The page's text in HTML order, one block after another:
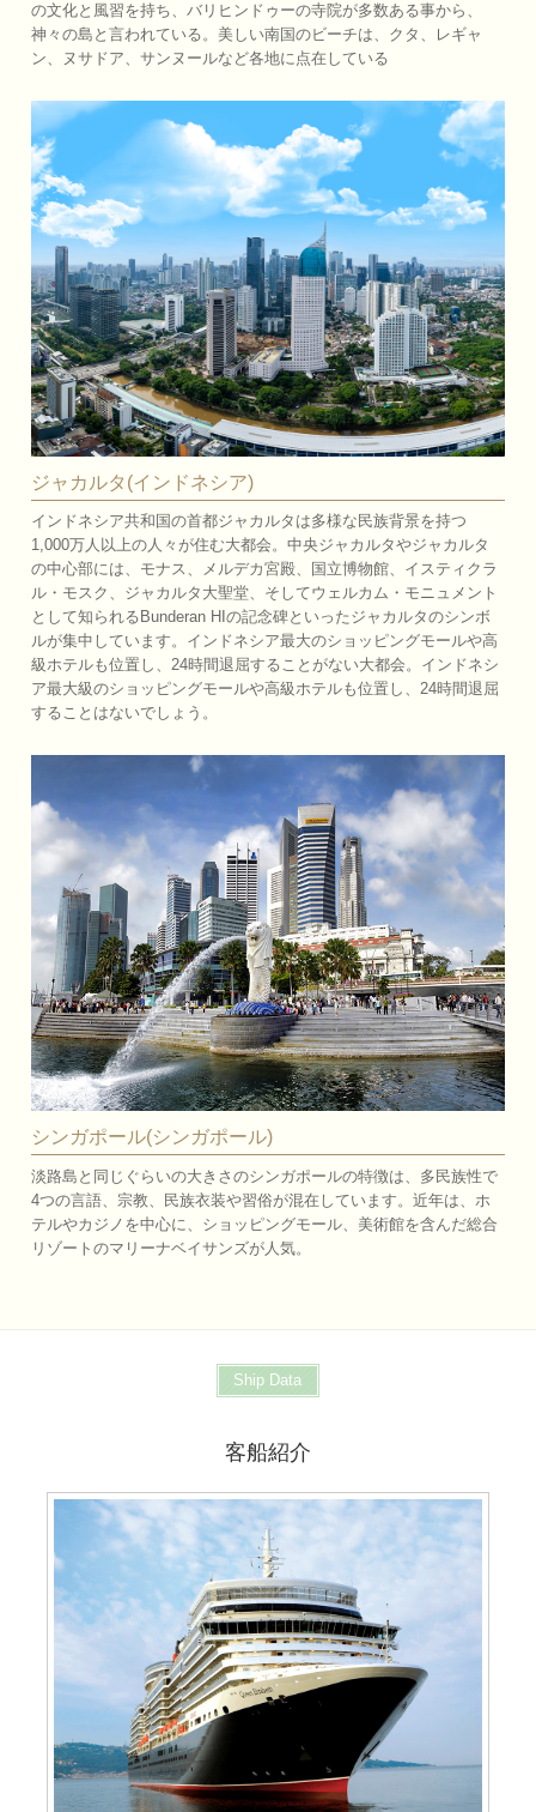
の文化と風習を持ち、バリヒンドゥーの寺院が多数ある事から、
神々の島と言われている。美しい南国のビーチは、クタ、レギャ
ン、ヌサドア、サンヌールなど各地に点在している
ジャカルタ(インドネシア)
インドネシア共和国の首都ジャカルタは多様な民族背景を持つ
1,000万人以上の人々が住む大都会。中央ジャカルタやジャカルタ
の中心部には、モナス、メルデカ宮殿、国立博物館、イスティクラ
ル・モスク、ジャカルタ大聖堂、そしてウェルカム・モニュメント
として知られるBunderan HIの記念碑といったジャカルタのシンボ
ルが集中しています。インドネシア最大のショッピングモールや高
級ホテルも位置し、24時間退屈することがない大都会。インドネシ
ア最大級のショッピングモールや高級ホテルも位置し、24時間退屈
することはないでしょう。
シンガポール(シンガポール)
淡路島と同じぐらいの大きさのシンガポールの特徴は、多民族性で
4つの言語、宗教、民族衣装や習俗が混在しています。近年は、ホ
テルやカジノを中心に、ショッピングモール、美術館を含んだ総合
リゾートのマリーナベイサンズが人気。
Ship Data
客船紹介